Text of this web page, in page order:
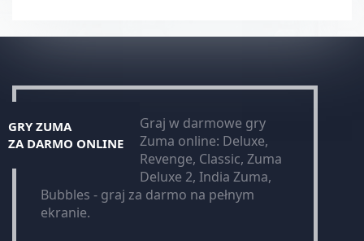
GRY ZUMA
ZA DARMO ONLINE
Graj w darmowe gry
Zuma online: Deluxe,
Revenge, Classic, Zuma
Deluxe 2, India Zuma,
Bubbles - graj za darmo na pełnym
ekranie.